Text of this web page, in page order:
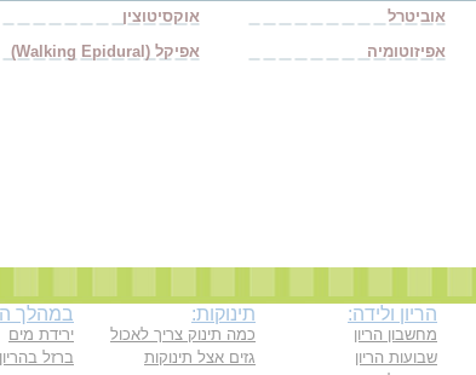
אוביטרל
אוקסיטוצין
אפיזוטומיה
אפיקל (Walking Epidural)
הריון ולידה:
מחשבון הריון
שבועות הריון
תינוקות:
כמה תינוק צריך לאכול
גזים אצל תינוקות
במהלך
ירידת מים
ברזל בהריון